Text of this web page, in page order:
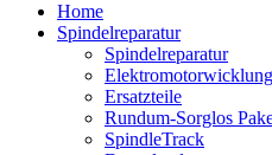
Home
Spindelreparatur
Spindelreparatur
Elektromotorwicklung
Ersatzteile
Rundum-Sorglos
SpindleTrack